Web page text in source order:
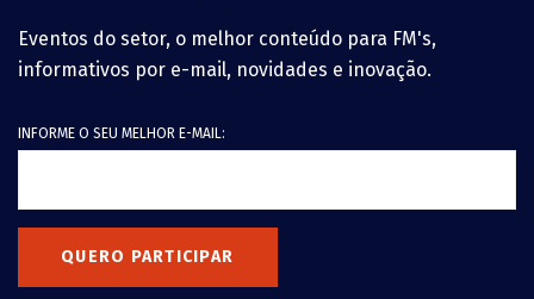
Eventos do setor, o melhor conteúdo para FM's,
informativos por e-mail, novidades e inovação.
INFORME O SEU MELHOR E-MAIL:
QUERO PARTICIPAR